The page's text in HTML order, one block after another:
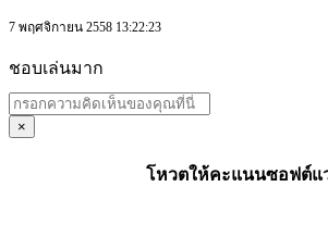
7 พฤศจิกายน 2558 13:22:23
ชอบเล่นมาก
×
โหวตให้คะแนนซอฟต์แ